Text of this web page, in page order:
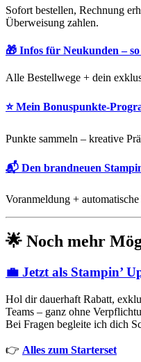
Sofort bestellen, Rechnung
Überweisung zahlen.
🎁 Infos für Neukunden – so
Alle Bestellwege + dein
⭐Mein Bonuspunkte-
Punkte sammeln – kreative
📬 Den brandneuen
Voranmeldung +
🌟 Noch mehr
💼 Jetzt als Stampin’
Hol dir dauerhaft Rabatt,
Teams – ganz ohne
Bei Fragen begleite ich dich
👉 Alles zum Starterset